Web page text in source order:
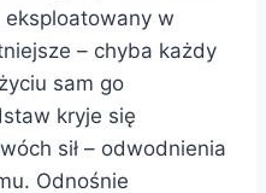
w
– chyba każdy
sam go
kryje się
sił – odwodnienia
Odnośnie